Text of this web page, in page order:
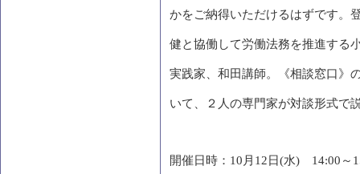
かをご納得いただけるはずです。
健と協働して労働法務を推進する
実践家、和田講師。《相談窓口》
いて、２人の専門家が対談形式で
開催日時： 10 月 12 日(水) 14:00 ～